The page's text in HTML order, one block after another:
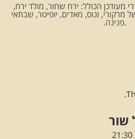
מעודכן הכולל: ירח שחור, מולד ירח,
מרקורי, ונוס, מאדים, יופיטר, שבתאי
.פנינה.
שור
21:30